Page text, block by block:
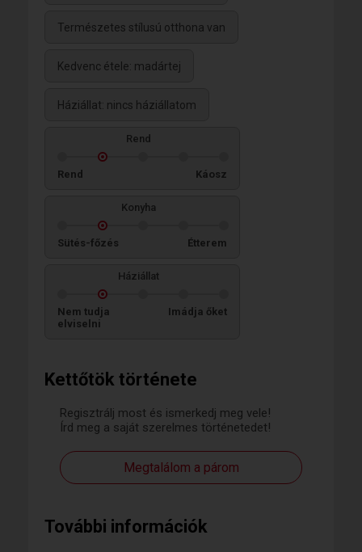
Kettőtök története
Regisztrálj most és ismerkedj meg vele!
Írd meg a saját szerelmes történetedet!
Megtalálom a párom
További információk
Természetes stílusú otthona van
Kedvenc étele: madártej
Háziállat: nincs háziállatom
Rend
Rend Káosz
Konyha
Sütés-főzés Étterem
Háziállat
Nem tudja
elviselni
Imádja őket